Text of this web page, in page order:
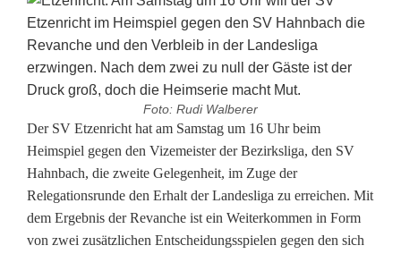
Foto: Rudi Walberer
R
e
l
e
Der SV Etzenricht hat am Samstag um 16 Uhr beim
Heimspiel gegen den Vizemeister der Bezirksliga, den SV
Hahnbach, die zweite Gelegenheit, im Zuge der
Relegationsrunde den Erhalt der Landesliga zu erreichen. Mit
dem Ergebnis der Revanche ist ein Weiterkommen in Form
von zwei zusätzlichen Entscheidungsspielen gegen den sich